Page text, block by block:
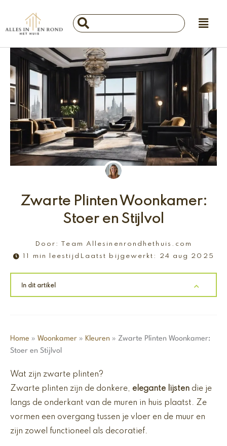
de
Main
Menu
Search
...
Zwarte Plinten Woonkamer:
Stoer en Stijlvol
Door:
Team Allesinenrondhethuis.com
11 min leestijd Laatst bijgewerkt: 24 aug 2025
In dit artikel
Home » Woonkamer » Kleuren » Zwarte Plinten Woonkamer:
Stoer en Stijlvol
Wat zijn zwarte plinten?
Zwarte plinten zijn de donkere, elegante lijsten die je
langs de onderkant van de muren in huis plaatst. Ze
vormen een overgang tussen je vloer en de muur en
zijn zowel functioneel als decoratief.